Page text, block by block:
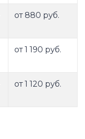
от 880 руб.
от 1 190 руб.
от 1 120 руб.